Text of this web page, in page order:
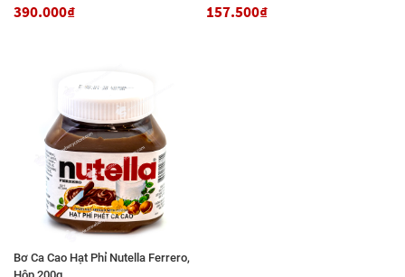
390.000₫ 157.500₫
Bơ Ca Cao Hạt Phỉ Nutella Ferrero,